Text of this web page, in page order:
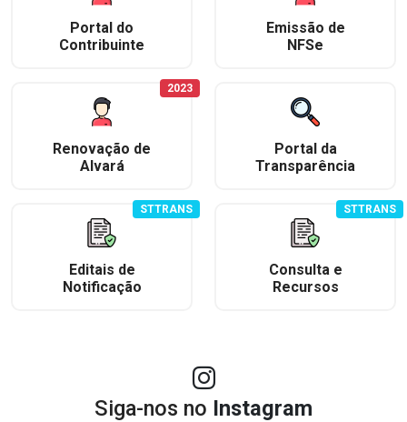
Portal do
Contribuinte
Emissão de
NFSe
Renovação de
Alvará
2023
Portal da
Transparência
Editais de
Notificação
STTRANS
Consulta e
Recursos
STTRANS
Siga-nos no Instagram